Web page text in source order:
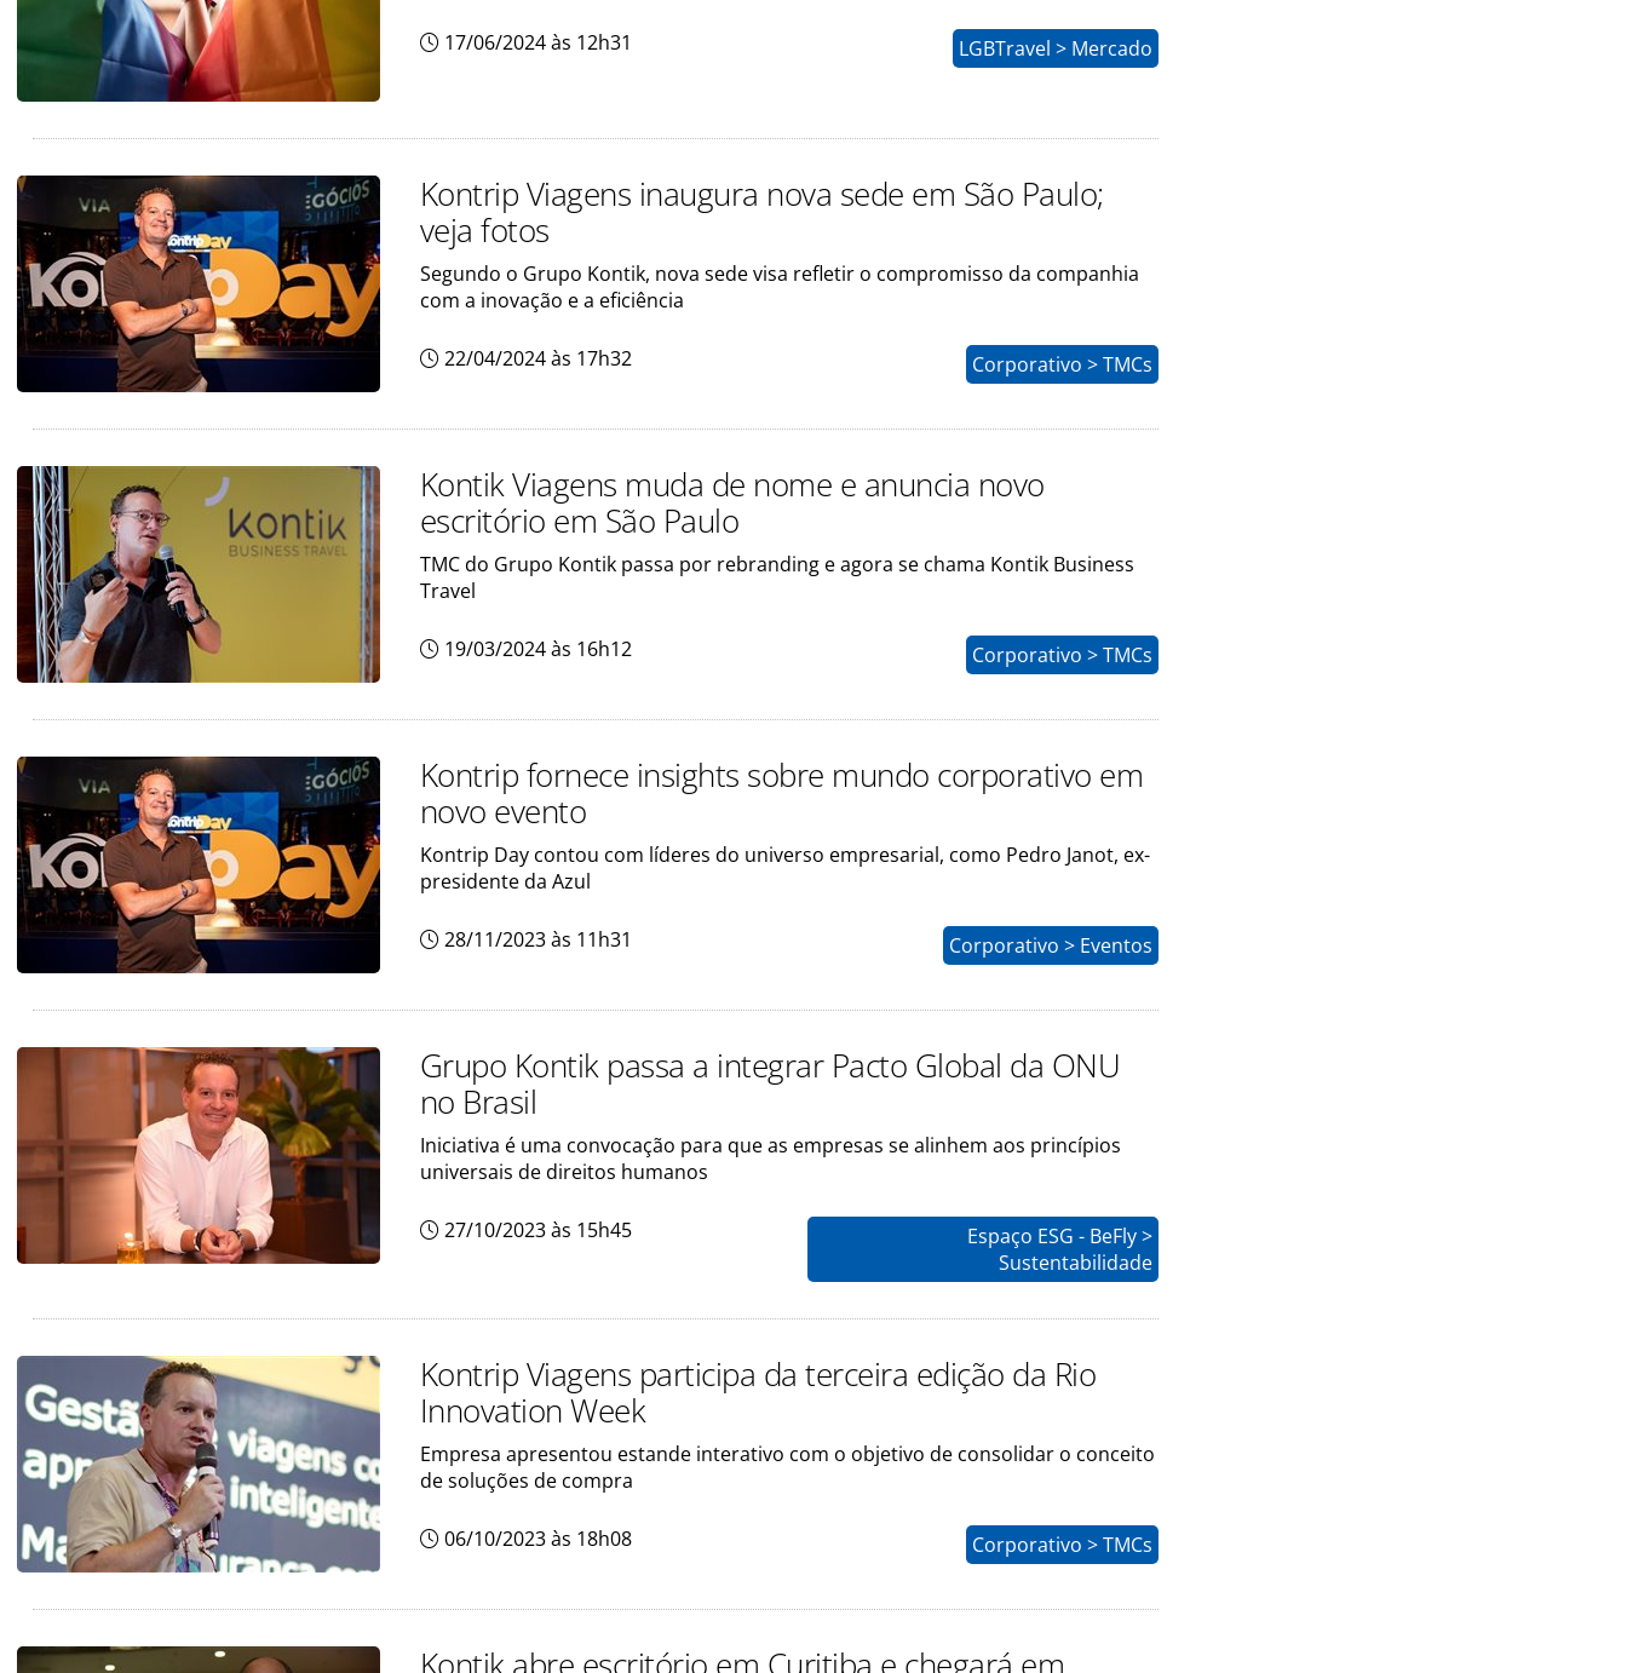
17/06/2024 às 12h31 LGBTravel > Mercado
Kontrip Viagens inaugura nova sede em São Paulo;
veja fotos
Segundo o Grupo Kontik, nova sede visa refletir o compromisso da companhia
com a inovação e a eficiência
22/04/2024 às 17h32 Corporativo > TMCs
Kontik Viagens muda de nome e anuncia novo
escritório em São Paulo
TMC do Grupo Kontik passa por rebranding e agora se chama Kontik Business
Travel
19/03/2024 às 16h12 Corporativo > TMCs
Kontrip fornece insights sobre mundo corporativo em
novo evento
Kontrip Day contou com líderes do universo empresarial, como Pedro Janot, ex-
presidente da Azul
28/11/2023 às 11h31 Corporativo > Eventos
Grupo Kontik passa a integrar Pacto Global da ONU
no Brasil
Iniciativa é uma convocação para que as empresas se alinhem aos princípios
universais de direitos humanos
27/10/2023 às 15h45
Espaço ESG - BeFly >
Sustentabilidade
Kontrip Viagens participa da terceira edição da Rio
Innovation Week
Empresa apresentou estande interativo com o objetivo de consolidar o conceito
de soluções de compra
06/10/2023 às 18h08 Corporativo > TMCs